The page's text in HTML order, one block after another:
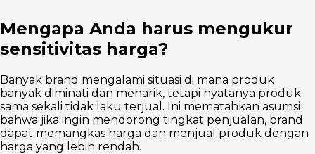
Mengapa Anda harus mengukur
sensitivitas harga?
Banyak brand mengalami situasi di mana produk
banyak diminati dan menarik, tetapi nyatanya produk
sama sekali tidak laku terjual. Ini mematahkan asumsi
bahwa jika ingin mendorong tingkat penjualan, brand
dapat memangkas harga dan menjual produk dengan
harga yang lebih rendah.